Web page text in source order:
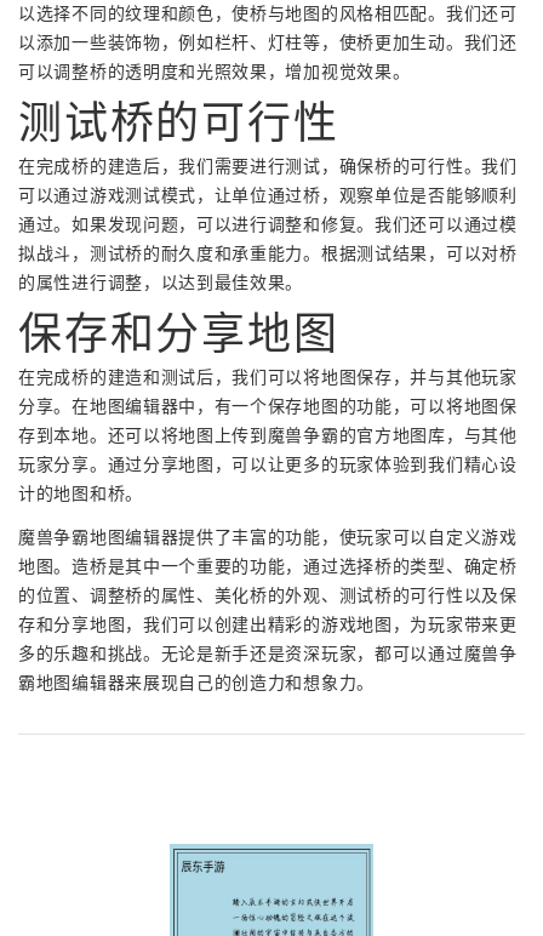
以选择不同的纹理和颜色，使桥与地图的风格相匹配。我们还可
以添加一些装饰物，例如栏杆、灯柱等，使桥更加生动。我们还
可以调整桥的透明度和光照效果，增加视觉效果。
测试桥的可行性
在完成桥的建造后，我们需要进行测试，确保桥的可行性。我们
可以通过游戏测试模式，让单位通过桥，观察单位是否能够顺利
通过。如果发现问题，可以进行调整和修复。我们还可以通过模
拟战斗，测试桥的耐久度和承重能力。根据测试结果，可以对桥
的属性进行调整，以达到最佳效果。
保存和分享地图
在完成桥的建造和测试后，我们可以将地图保存，并与其他玩家
分享。在地图编辑器中，有一个保存地图的功能，可以将地图保
存到本地。还可以将地图上传到魔兽争霸的官方地图库，与其他
玩家分享。通过分享地图，可以让更多的玩家体验到我们精心设
计的地图和桥。
魔兽争霸地图编辑器提供了丰富的功能，使玩家可以自定义游戏
地图。造桥是其中一个重要的功能，通过选择桥的类型、确定桥
的位置、调整桥的属性、美化桥的外观、测试桥的可行性以及保
存和分享地图，我们可以创建出精彩的游戏地图，为玩家带来更
多的乐趣和挑战。无论是新手还是资深玩家，都可以通过魔兽争
霸地图编辑器来展现自己的创造力和想象力。